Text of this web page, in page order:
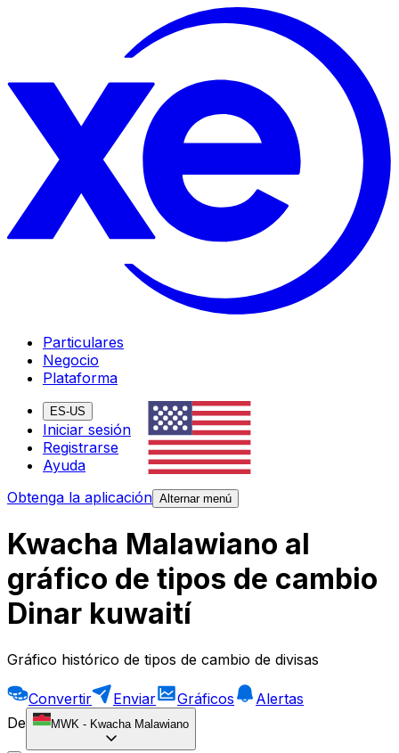
Particulares
Negocio
Plataforma
ES-US
Iniciar sesión
Registrarse
Ayuda
Obtenga la aplicación Alternar menú
Kwacha Malawiano al
gráfico de tipos de cambio
Dinar kuwaití
Gráfico histórico de tipos de cambio de divisas
Convertir Enviar Gráficos
Alertas
De
MWK - Kwacha Malawiano